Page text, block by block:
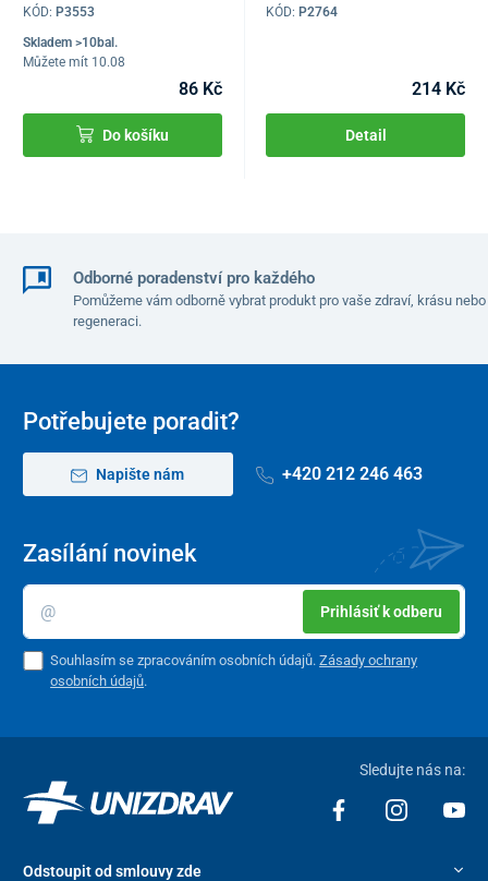
KÓD: P3553
Skladem >10bal.
Můžete mít 10.08
86 Kč
Do košíku
KÓD: P2764
214 Kč
Detail
Odborné poradenství pro každého
Pomůžeme vám odborně vybrat produkt pro vaše zdraví, krásu nebo
regeneraci.
Potřebujete poradit?
Napište nám +420 212 246 463
Zasílání novinek
Prihlásiť k odberu
Souhlasím se zpracováním osobních údajů.Zásady ochrany
osobních údajů.
Sledujte nás na:
Odstoupit od smlouvy zde